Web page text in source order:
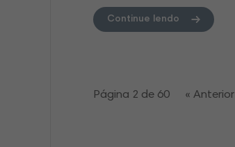
Continue lendo
Página 2 de 60 « Anterior